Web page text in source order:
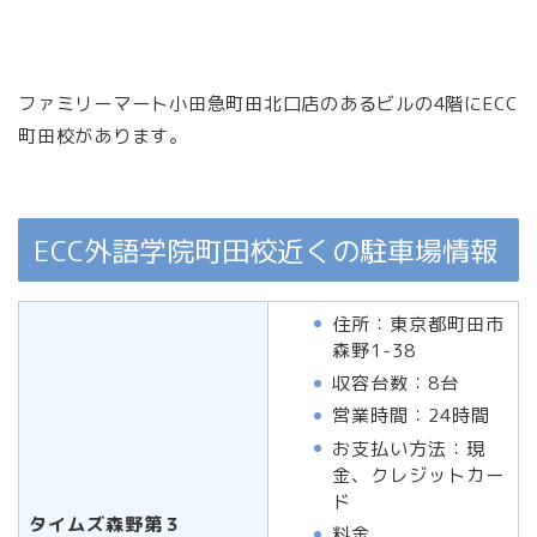
ファミリーマート小田急町田北口店のあるビルの4階にECC
町田校があります。
ECC外語学院町田校近くの駐車場情報
タイムズ森野第３
住所：東京都町田市
森野1-38
収容台数：8台
営業時間：24時間
お支払い方法：現
金、クレジットカー
ド